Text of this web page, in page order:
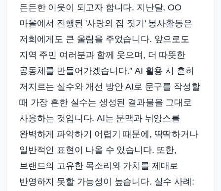
든든한 이웃이 되고자 합니다. 지난달, OO
마을에서 진행된 '사랑의 집 짓기' 봉사활동은
저희에게도 큰 울림을 주었습니다. 앞으로도
지역 주민 여러분과 함께 웃으며, 더 따뜻한
공동체를 만들어가겠습니다." AI 활용 시 흔히
저지르는 실수와 개선 방안 AI로 문구를 작성할
때 가장 흔한 실수는 생성된 결과물을 그대로
사용하는 것입니다. AI는 문맥과 뉘앙스를
완벽하게 파악하기 어렵기 때문에, 딱딱하거나
일반적인 표현이 나올 수 있습니다. 또한,
브랜드의 고유한 목소리와 가치를 제대로
반영하지 못할 가능성이 높습니다. 실수 사례: